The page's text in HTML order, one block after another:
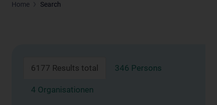
Home Search
6177 Results total 346 Persons
4 Organisationen